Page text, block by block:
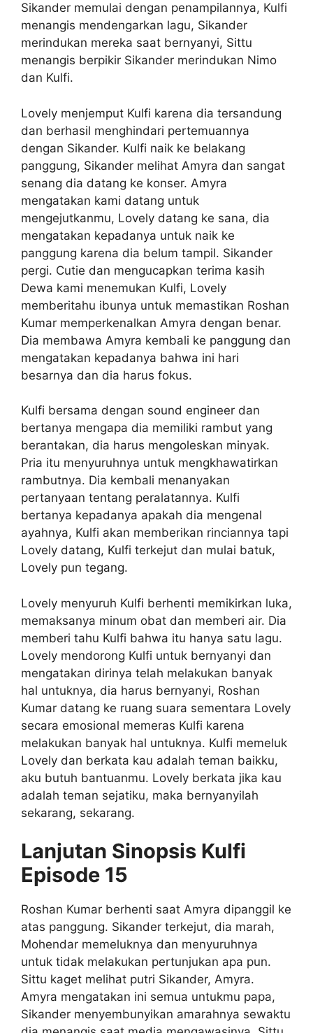
Sikander memulai dengan penampilannya, Kulfi
menangis mendengarkan lagu, Sikander
merindukan mereka saat bernyanyi, Sittu
menangis berpikir Sikander merindukan Nimo
dan Kulfi.
Lovely menjemput Kulfi karena dia tersandung
dan berhasil menghindari pertemuannya
dengan Sikander. Kulfi naik ke belakang
panggung, Sikander melihat Amyra dan sangat
senang dia datang ke konser. Amyra
mengatakan kami datang untuk
mengejutkanmu, Lovely datang ke sana, dia
mengatakan kepadanya untuk naik ke
panggung karena dia belum tampil. Sikander
pergi. Cutie dan mengucapkan terima kasih
Dewa kami menemukan Kulfi, Lovely
memberitahu ibunya untuk memastikan Roshan
Kumar memperkenalkan Amyra dengan benar.
Dia membawa Amyra kembali ke panggung dan
mengatakan kepadanya bahwa ini hari
besarnya dan dia harus fokus.
Kulfi bersama dengan sound engineer dan
bertanya mengapa dia memiliki rambut yang
berantakan, dia harus mengoleskan minyak.
Pria itu menyuruhnya untuk mengkhawatirkan
rambutnya. Dia kembali menanyakan
pertanyaan tentang peralatannya. Kulfi
bertanya kepadanya apakah dia mengenal
ayahnya, Kulfi akan memberikan rinciannya tapi
Lovely datang, Kulfi terkejut dan mulai batuk,
Lovely pun tegang.
Lovely menyuruh Kulfi berhenti memikirkan luka,
memaksanya minum obat dan memberi air. Dia
memberi tahu Kulfi bahwa itu hanya satu lagu.
Lovely mendorong Kulfi untuk bernyanyi dan
mengatakan dirinya telah melakukan banyak
hal untuknya, dia harus bernyanyi, Roshan
Kumar datang ke ruang suara sementara Lovely
secara emosional memeras Kulfi karena
melakukan banyak hal untuknya. Kulfi memeluk
Lovely dan berkata kau adalah teman baikku,
aku butuh bantuanmu. Lovely berkata jika kau
adalah teman sejatiku, maka bernyanyilah
sekarang, sekarang.
Lanjutan Sinopsis Kulfi
Episode 15
Roshan Kumar berhenti saat Amyra dipanggil ke
atas panggung. Sikander terkejut, dia marah,
Mohendar memeluknya dan menyuruhnya
untuk tidak melakukan pertunjukan apa pun.
Sittu kaget melihat putri Sikander, Amyra.
Amyra mengatakan ini semua untukmu papa,
Sikander menyembunyikan amarahnya sewaktu